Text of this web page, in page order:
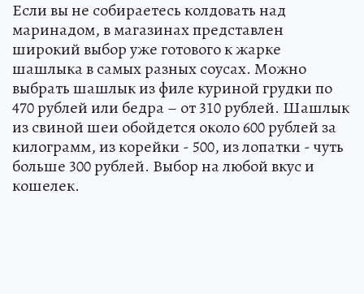
Если вы не собираетесь колдовать над
маринадом, в магазинах представлен
широкий выбор уже готового к жарке
шашлыка в самых разных соусах. Можно
выбрать шашлык из филе куриной грудки по
470 рублей или бедра – от 310 рублей. Шашлык
из свиной шеи обойдется около 600 рублей за
килограмм, из корейки - 500, из лопатки - чуть
больше 300 рублей. Выбор на любой вкус и
кошелек.